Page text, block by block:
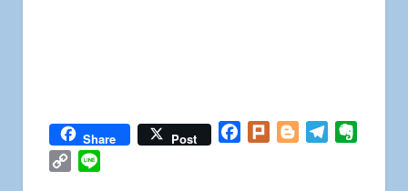
Share Post Facebook
Plurk BloggerTelegram
Copy